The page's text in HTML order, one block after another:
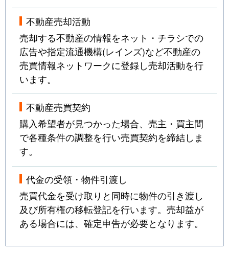
不動産売却活動
売却する不動産の情報をネット・チラシでの
広告や指定流通機構(レインズ)など不動産の
売買情報ネットワークに登録し売却活動を行
います。
不動産売買契約
購入希望者が見つかった場合、売主・買主間
で各種条件の調整を行い売買契約を締結しま
す。
代金の受領・物件引渡し
売買代金を受け取りと同時に物件の引き渡し
及び所有権の移転登記を行います。売却益が
ある場合には、確定申告が必要となります。